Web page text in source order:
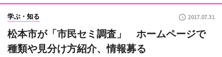
学ぶ・知る 2017.07.31
松本市が「市民セミ調査」 ホームページで
種類や見分け方紹介、情報募る